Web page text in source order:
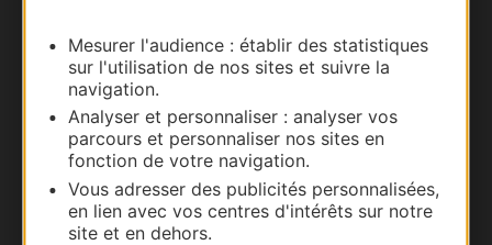
Mesurer l'audience : établir des statistiques
sur l'utilisation de nos sites et suivre la
navigation.
Analyser et personnaliser : analyser vos
parcours et personnaliser nos sites en
fonction de votre navigation.
Vous adresser des publicités personnalisées,
en lien avec vos centres d'intérêts sur notre
site et en dehors.
Documentation